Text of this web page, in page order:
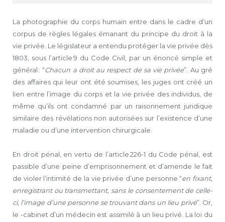
La photographie du corps humain entre dans le cadre d’un
corpus de règles légales émanant du principe du droit à la
vie privée. Le législateur a entendu protéger la vie privée dès
1803, sous l’article 9 du Code Civil, par un énoncé simple et
général : “Chacun a droit au respect de sa vie privée”. Au gré
des affaires qui leur ont été soumises, les juges ont créé un
lien entre l’image du corps et la vie privée des individus, de
même qu’ils ont condamné par un raisonnement juridique
similaire des révélations non autorisées sur l’existence d’une
maladie ou d’une intervention chirurgicale.
En droit pénal, en vertu de l’article 226-1 du Code pénal, est
passible d’une peine d’emprisonnement et d’amende le fait
de violer l’intimité de la vie privée d’une personne “en fixant,
enregistrant ou transmettant, sans le consentement de celle-
ci, l’image d’une personne se trouvant dans un lieu privé”. Or,
le -cabinet d’un médecin est assimilé à un lieu privé. La loi du